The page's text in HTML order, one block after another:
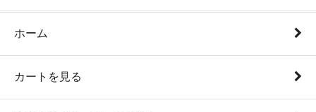
ホーム
カートを見る